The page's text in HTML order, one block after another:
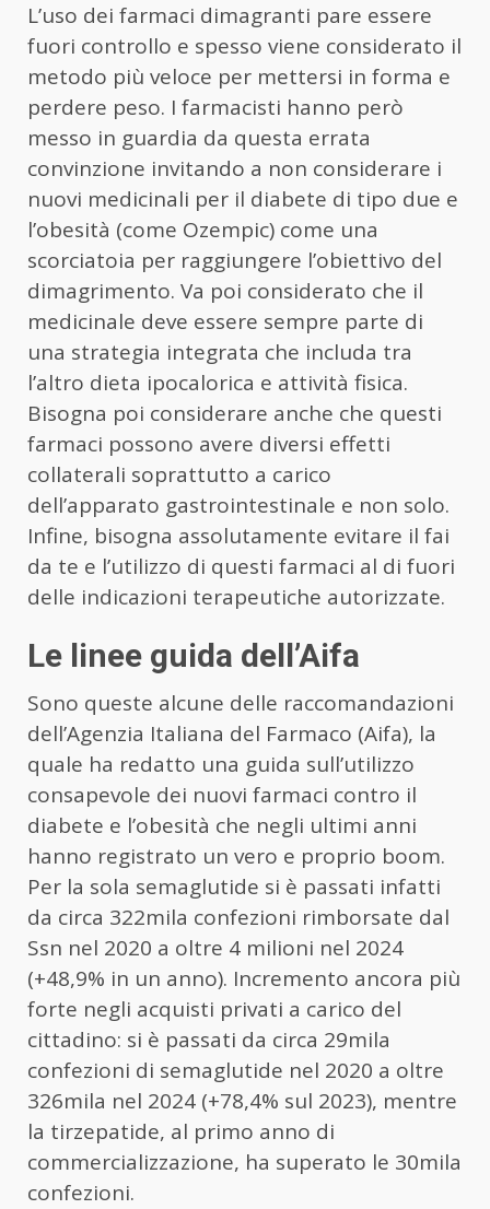
L’uso dei farmaci dimagranti pare essere
fuori controllo e spesso viene considerato il
metodo più veloce per mettersi in forma e
perdere peso. I farmacisti hanno però
messo in guardia da questa errata
convinzione invitando a non considerare i
nuovi medicinali per il diabete di tipo due e
l’obesità (come Ozempic) come una
scorciatoia per raggiungere l’obiettivo del
dimagrimento. Va poi considerato che il
medicinale deve essere sempre parte di
una strategia integrata che includa tra
l’altro dieta ipocalorica e attività fisica.
Bisogna poi considerare anche che questi
farmaci possono avere diversi effetti
collaterali soprattutto a carico
dell’apparato gastrointestinale e non solo.
Infine, bisogna assolutamente evitare il fai
da te e l’utilizzo di questi farmaci al di fuori
delle indicazioni terapeutiche autorizzate.
Le linee guida dell’Aifa
Sono queste alcune delle raccomandazioni
dell’Agenzia Italiana del Farmaco (Aifa), la
quale ha redatto una guida sull’utilizzo
consapevole dei nuovi farmaci contro il
diabete e l’obesità che negli ultimi anni
hanno registrato un vero e proprio boom.
Per la sola semaglutide si è passati infatti
da circa 322mila confezioni rimborsate dal
Ssn nel 2020 a oltre 4 milioni nel 2024
(+48,9% in un anno). Incremento ancora più
forte negli acquisti privati a carico del
cittadino: si è passati da circa 29mila
confezioni di semaglutide nel 2020 a oltre
326mila nel 2024 (+78,4% sul 2023), mentre
la tirzepatide, al primo anno di
commercializzazione, ha superato le 30mila
confezioni.